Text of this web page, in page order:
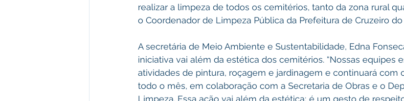
realizar a limpeza de todos os cemitérios, tanto da zona rural
o Coordenador de Limpeza Pública da Prefeitura de Cruzeiro
A secretária de Meio Ambiente e Sustentabilidade, Edna
iniciativa vai além da estética dos cemitérios. “Nossas equipes
atividades de pintura, roçagem e jardinagem e continuará com
todo o mês, em colaboração com a Secretaria de Obras e o